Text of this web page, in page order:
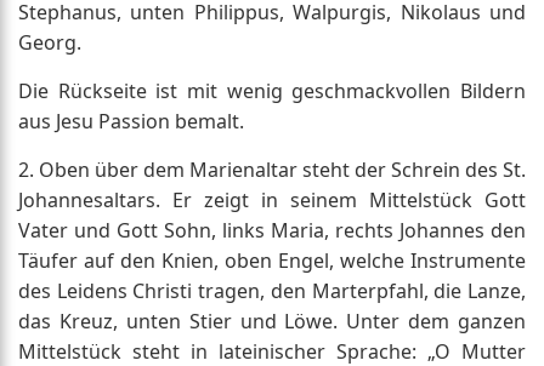
Stephanus, unten Philippus, Walpurgis, Nikolaus und
Georg.
Die Rückseite ist mit wenig geschmackvollen Bildern
aus Jesu Passion bemalt.
2. Oben über dem Marienaltar steht der Schrein des St.
Johannesaltars. Er zeigt in seinem Mittelstück Gott
Vater und Gott Sohn, links Maria, rechts Johannes den
Täufer auf den Knien, oben Engel, welche Instrumente
des Leidens Christi tragen, den Marterpfahl, die Lanze,
das Kreuz, unten Stier und Löwe. Unter dem ganzen
Mittelstück steht in lateinischer Sprache: „O Mutter